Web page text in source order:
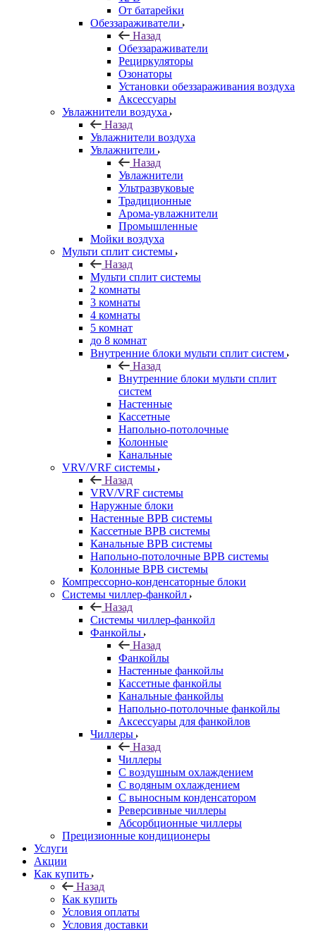
От батарейки
Обеззараживатели
Назад
Обеззараживатели
Рециркуляторы
Озонаторы
Установки обеззараживания воздуха
Аксессуары
Увлажнители воздуха
Назад
Увлажнители воздуха
Увлажнители
Назад
Увлажнители
Ультразвуковые
Традиционные
Арома-увлажнители
Промышленные
Мойки воздуха
Мульти сплит системы
Назад
Мульти сплит системы
2 комнаты
3 комнаты
4 комнаты
5 комнат
до 8 комнат
Внутренние блоки мульти сплит систем
Назад
Внутренние блоки мульти сплит
систем
Настенные
Кассетные
Напольно-потолочные
Колонные
Канальные
VRV/VRF системы
Назад
VRV/VRF системы
Наружные блоки
Настенные ВРВ системы
Кассетные ВРВ системы
Канальные ВРВ системы
Напольно-потолочные ВРВ системы
Колонные ВРВ системы
Компрессорно-конденсаторные блоки
Системы чиллер-фанкойл
Назад
Системы чиллер-фанкойл
Фанкойлы
Назад
Фанкойлы
Настенные фанкойлы
Кассетные фанкойлы
Канальные фанкойлы
Напольно-потолочные фанкойлы
Аксессуары для фанкойлов
Чиллеры
Назад
Чиллеры
С воздушным охлаждением
С водяным охлаждением
С выносным конденсатором
Реверсивные чиллеры
Абсорбционные чиллеры
Прецизионные кондиционеры
Услуги
Акции
Как купить
Назад
Как купить
Условия оплаты
Условия доставки